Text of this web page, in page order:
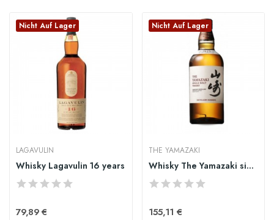
Nicht Auf Lager
LAGAVULIN
Whisky Lagavulin 16 years
79,89 €
Nicht Auf Lager
THE YAMAZAKI
Whisky The Yamazaki single malt distiller's...
155,11 €